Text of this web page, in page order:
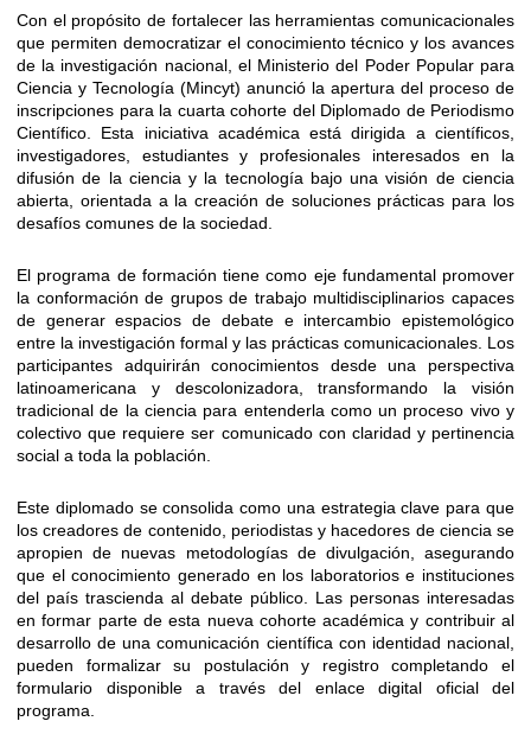
Con el propósito de fortalecer las herramientas comunicacionales
que permiten democratizar el conocimiento técnico y los avances
de la investigación nacional, el Ministerio del Poder Popular para
Ciencia y Tecnología (Mincyt) anunció la apertura del proceso de
inscripciones para la cuarta cohorte del Diplomado de Periodismo
Científico. Esta iniciativa académica está dirigida a científicos,
investigadores, estudiantes y profesionales interesados en la
difusión de la ciencia y la tecnología bajo una visión de ciencia
abierta, orientada a la creación de soluciones prácticas para los
desafíos comunes de la sociedad.
El programa de formación tiene como eje fundamental promover
la conformación de grupos de trabajo multidisciplinarios capaces
de generar espacios de debate e intercambio epistemológico
entre la investigación formal y las prácticas comunicacionales. Los
participantes adquirirán conocimientos desde una perspectiva
latinoamericana y descolonizadora, transformando la visión
tradicional de la ciencia para entenderla como un proceso vivo y
colectivo que requiere ser comunicado con claridad y pertinencia
social a toda la población.
Este diplomado se consolida como una estrategia clave para que
los creadores de contenido, periodistas y hacedores de ciencia se
apropien de nuevas metodologías de divulgación, asegurando
que el conocimiento generado en los laboratorios e instituciones
del país trascienda al debate público. Las personas interesadas
en formar parte de esta nueva cohorte académica y contribuir al
desarrollo de una comunicación científica con identidad nacional,
pueden formalizar su postulación y registro completando el
formulario disponible a través del enlace digital oficial del
programa.